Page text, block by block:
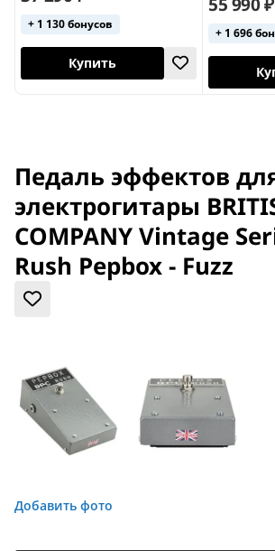
+ 1 130 бонусов
+ 1 696
Педаль эффектов
электрогитары
COMPANY Vintage
Rush Pepbox - Fuzz
Добавить фото